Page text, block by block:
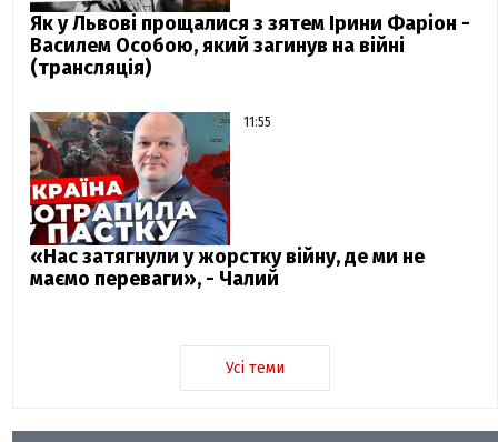
Як у Львові прощалися з зятем Ірини Фаріон -
Василем Особою, який загинув на війні
(трансляція)
11:55
«Нас затягнули у жорстку війну, де ми не
маємо переваги», - Чалий
Усі теми